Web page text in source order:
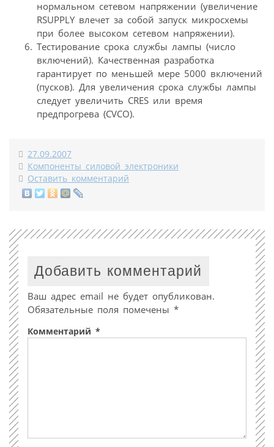
нормальном сетевом напряжении (увеличение
RSUPPLY влечет за собой запуск микросхемы
при более высоком сетевом напряжении).
Тестирование срока службы лампы (число
включений). Качественная разработка
гарантирует по меньшей мере 5000 включений
(пусков). Для увеличения срока службы лампы
следует увеличить CRES или время
предпрогрева (CVCO).
27.09.2007
Компоненты силовой электроники
Оставить комментарий
Добавить комментарий
Ваш адрес email не будет опубликован.
Обязательные поля помечены *
Комментарий *